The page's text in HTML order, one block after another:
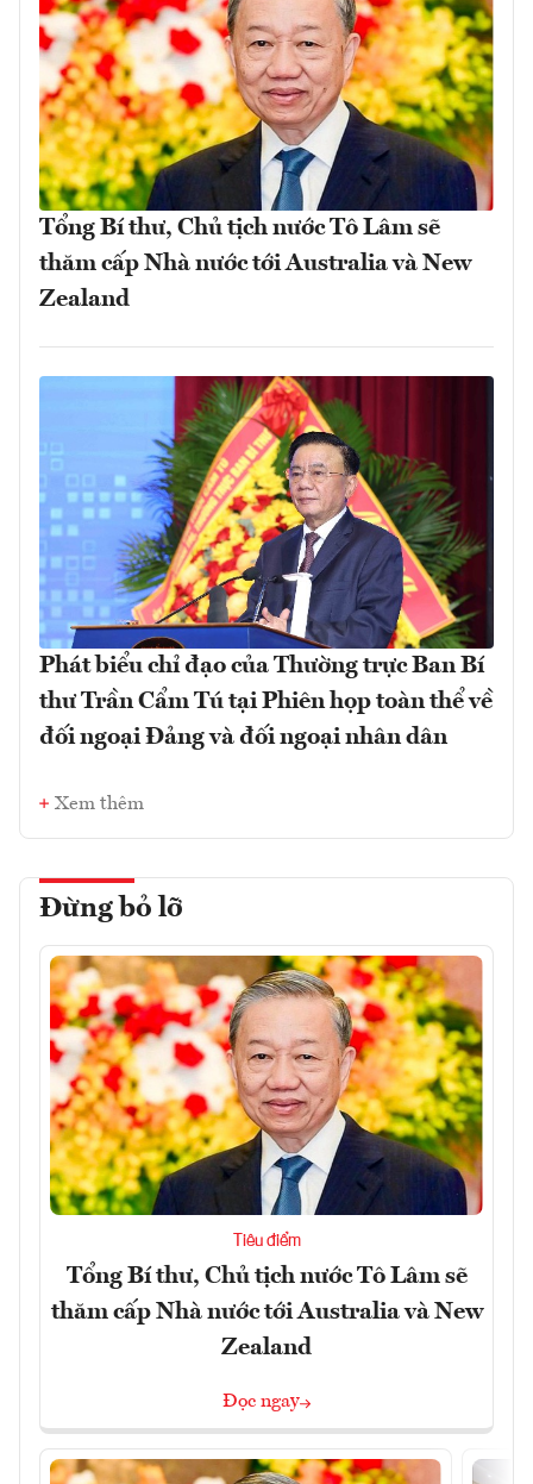
Tổng Bí thư, Chủ tịch nước Tô Lâm sẽ
thăm cấp Nhà nước tới Australia và New
Zealand
Phát biểu chỉ đạo của Thường trực Ban Bí
thư Trần Cẩm Tú tại Phiên họp toàn thể về
đối ngoại Đảng và đối ngoại nhân dân
Xem thêm
Đừng bỏ lỡ
Tiêu điểm
Tổng Bí thư, Chủ tịch nước Tô Lâm sẽ
thăm cấp Nhà nước tới Australia và New
Zealand
Đọc ngay